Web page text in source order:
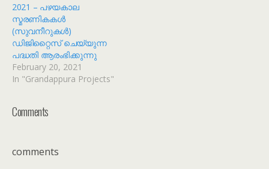
2021 – പഴയകാല
സ്മരണികകൾ
(സുവനീറുകൾ)
ഡിജിറ്റൈസ് ചെയ്യുന്ന
പദ്ധതി ആരംഭിക്കുന്നു
February 20, 2021
In "Grandappura Projects"
Comments
comments